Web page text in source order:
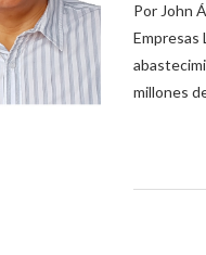
Por John
Empresas
millones